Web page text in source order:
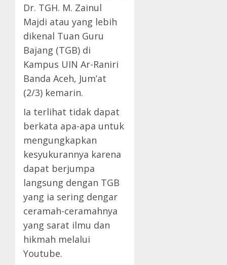
Dr. TGH. M. Zainul
Majdi atau yang lebih
dikenal Tuan Guru
Bajang (TGB) di
Kampus UIN Ar-Raniri
Banda Aceh, Jum’at
(2/3) kemarin.
Ia terlihat tidak dapat
berkata apa-apa untuk
mengungkapkan
kesyukurannya karena
dapat berjumpa
langsung dengan TGB
yang ia sering dengar
ceramah-ceramahnya
yang sarat ilmu dan
hikmah melalui
Youtube.